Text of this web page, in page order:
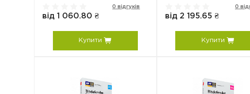
0 відгуків
від 1 060.80 ₴
Купити
0
від 2 195.65 ₴
Купити